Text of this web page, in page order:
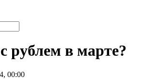
рублем в марте?
00:00